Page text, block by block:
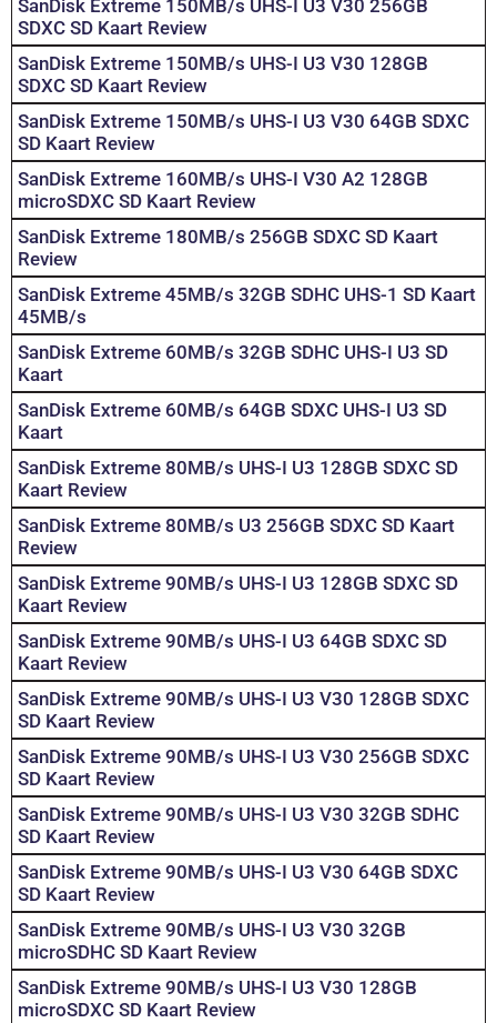
SanDisk Extreme 150MB/s UHS-I U3 V30 256GB
SDXC SD Kaart Review
SanDisk Extreme 150MB/s UHS-I U3 V30 128GB
SDXC SD Kaart Review
SanDisk Extreme 150MB/s UHS-I U3 V30 64GB SDXC
SD Kaart Review
SanDisk Extreme 160MB/s UHS-I V30 A2 128GB
microSDXC SD Kaart Review
SanDisk Extreme 180MB/s 256GB SDXC SD Kaart
Review
SanDisk Extreme 45MB/s 32GB SDHC UHS-1 SD Kaart
45MB/s
SanDisk Extreme 60MB/s 32GB SDHC UHS-I U3 SD
Kaart
SanDisk Extreme 60MB/s 64GB SDXC UHS-I U3 SD
Kaart
SanDisk Extreme 80MB/s UHS-I U3 128GB SDXC SD
Kaart Review
SanDisk Extreme 80MB/s U3 256GB SDXC SD Kaart
Review
SanDisk Extreme 90MB/s UHS-I U3 128GB SDXC SD
Kaart Review
SanDisk Extreme 90MB/s UHS-I U3 64GB SDXC SD
Kaart Review
SanDisk Extreme 90MB/s UHS-I U3 V30 128GB SDXC
SD Kaart Review
SanDisk Extreme 90MB/s UHS-I U3 V30 256GB SDXC
SD Kaart Review
SanDisk Extreme 90MB/s UHS-I U3 V30 32GB SDHC
SD Kaart Review
SanDisk Extreme 90MB/s UHS-I U3 V30 64GB SDXC
SD Kaart Review
SanDisk Extreme 90MB/s UHS-I U3 V30 32GB
microSDHC SD Kaart Review
SanDisk Extreme 90MB/s UHS-I U3 V30 128GB
microSDXC SD Kaart Review